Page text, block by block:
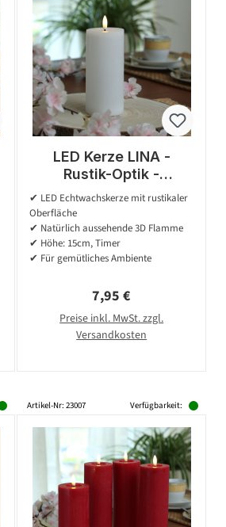
LED Kerze LINA -
Rustik-Optik -
Echtwachs - 3D
Flamme - H: 15cm - D:
7cm - Batterie - Timer
- weiß
✔ LED Echtwachskerze mit rustikaler
Oberfläche
✔ Natürlich aussehende 3D Flamme
✔ Höhe: 15cm, Timer
✔ Für gemütliches Ambiente
Regulärer Preis:
7,95 €
Preise inkl. MwSt. zzgl.
Versandkosten
Artikel-Nr: 23007 Verfügbarkeit: